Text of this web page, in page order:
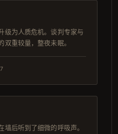
级为人质危机。谈判专家与
重较量，整夜未眠。
117分钟
后听到了细微的呼吸声。